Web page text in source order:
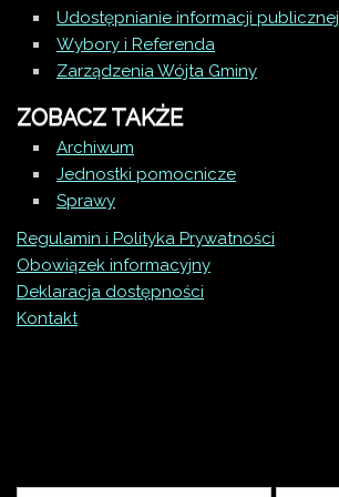
Udostępnianie informacji publicznej
Wybory i Referenda
Zarządzenia Wójta Gminy
ZOBACZ TAKŻE
Archiwum
Jednostki pomocnicze
Sprawy
Regulamin i Polityka Prywatności
Obowiązek informacyjny
Deklaracja dostępności
Kontakt